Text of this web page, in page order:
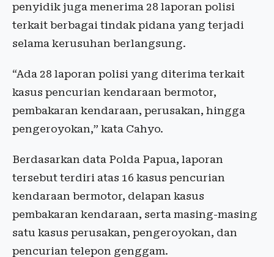
penyidik juga menerima 28 laporan polisi
terkait berbagai tindak pidana yang terjadi
selama kerusuhan berlangsung.
“Ada 28 laporan polisi yang diterima terkait
kasus pencurian kendaraan bermotor,
pembakaran kendaraan, perusakan, hingga
pengeroyokan,” kata Cahyo.
Berdasarkan data Polda Papua, laporan
tersebut terdiri atas 16 kasus pencurian
kendaraan bermotor, delapan kasus
pembakaran kendaraan, serta masing-masing
satu kasus perusakan, pengeroyokan, dan
pencurian telepon genggam.